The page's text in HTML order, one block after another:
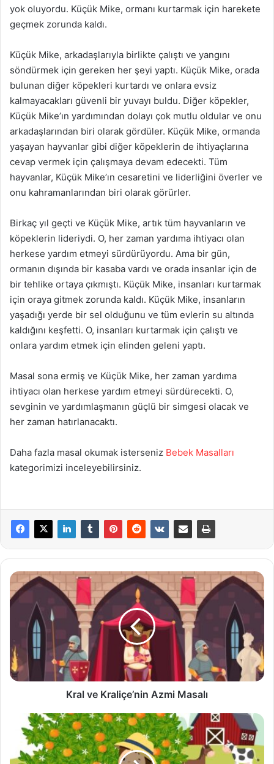
yok oluyordu. Küçük Mike, ormanı kurtarmak için harekete
geçmek zorunda kaldı.
Küçük Mike, arkadaşlarıyla birlikte çalıştı ve yangını
söndürmek için gereken her şeyi yaptı. Küçük Mike, orada
bulunan diğer köpekleri kurtardı ve onlara evsiz
kalmayacakları güvenli bir yuvayı buldu. Diğer köpekler,
Küçük Mike’ın yardımından dolayı çok mutlu oldular ve onu
arkadaşlarından biri olarak gördüler. Küçük Mike, ormanda
yaşayan hayvanlar gibi diğer köpeklerin de ihtiyaçlarına
cevap vermek için çalışmaya devam edecekti. Tüm
hayvanlar, Küçük Mike’ın cesaretini ve liderliğini överler ve
onu kahramanlarından biri olarak görürler.
Birkaç yıl geçti ve Küçük Mike, artık tüm hayvanların ve
köpeklerin lideriydi. O, her zaman yardıma ihtiyacı olan
herkese yardım etmeyi sürdürüyordu. Ama bir gün,
ormanın dışında bir kasaba vardı ve orada insanlar için de
bir tehlike ortaya çıkmıştı. Küçük Mike, insanları kurtarmak
için oraya gitmek zorunda kaldı. Küçük Mike, insanların
yaşadığı yerde bir sel olduğunu ve tüm evlerin su altında
kaldığını keşfetti. O, insanları kurtarmak için çalıştı ve
onlara yardım etmek için elinden geleni yaptı.
Masal sona ermiş ve Küçük Mike, her zaman yardıma
ihtiyacı olan herkese yardım etmeyi sürdürecekti. O,
sevginin ve yardımlaşmanın güçlü bir simgesi olacak ve
her zaman hatırlanacaktı.
Daha fazla masal okumak isterseniz Bebek Masalları
kategorimizi inceleyebilirsiniz.
Kral
ve
Kraliçe’nin
Masalı
Kral ve Kraliçe’nin Azmi Masalı
Portakal
Ağacı